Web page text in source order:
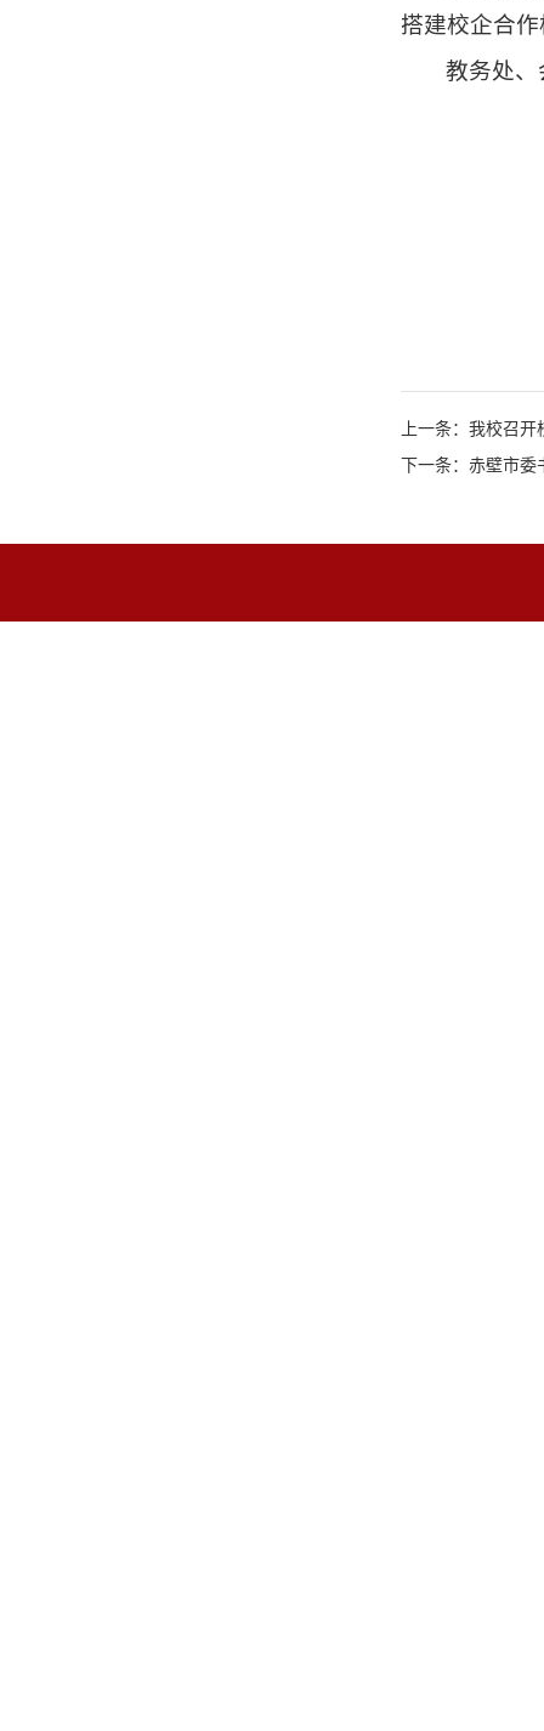
搭建校企合
教务处
上一条：我校召
下一条：赤壁市委